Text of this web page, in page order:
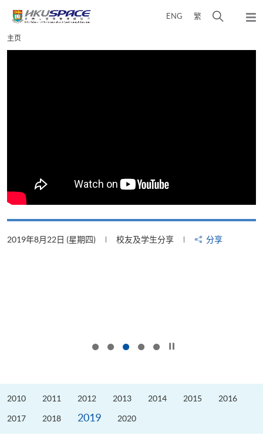
content
ENG 繁
弹
Main
content
主页
2019年8月22日 (星期四) 校友及学生分享 分享
2010 2011 2012 2013 2014 2015 2016
2017 2018 2019 2020